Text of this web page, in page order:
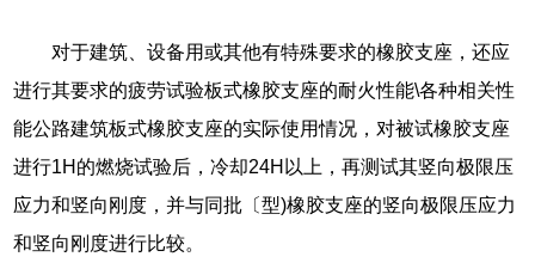
对于建筑、设备用或其他有特殊要求的橡胶支座，还应
进行其要求的疲劳试验板式橡胶支座的耐火性能\各种相关性
能公路建筑板式橡胶支座的实际使用情况，对被试橡胶支座
进行1H的燃烧试验后，冷却24H以上，再测试其竖向极限压
应力和竖向刚度，并与同批〔型)橡胶支座的竖向极限压应力
和竖向刚度进行比较。